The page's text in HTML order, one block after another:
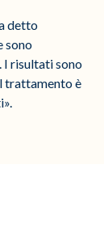
detto
sono
I risultati sono
trattamento è